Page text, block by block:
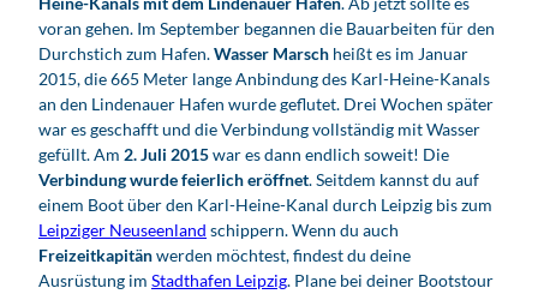
voran gehen. Im September begannen die Bauarbeiten für den
Durchstich zum Hafen.Wasser Marsch heißt es im Januar
2015, die 665 Meter lange Anbindung des Karl-Heine-Kanals
an den Lindenauer Hafen wurde geflutet. Drei Wochen später
war es geschafft und die Verbindung vollständig mit Wasser
gefüllt. Am 2. Juli 2015war es dann endlich soweit! Die
Verbindung wurde feierlich eröffnet. Seitdem kannst du auf
einem Boot über den Karl-Heine-Kanal durch Leipzig bis zum
Leipziger Neuseenland schippern. Wenn du auch
Freizeitkapitänwerden möchtest, findest du deine
Ausrüstung im Stadthafen Leipzig. Plane bei deiner Bootstour